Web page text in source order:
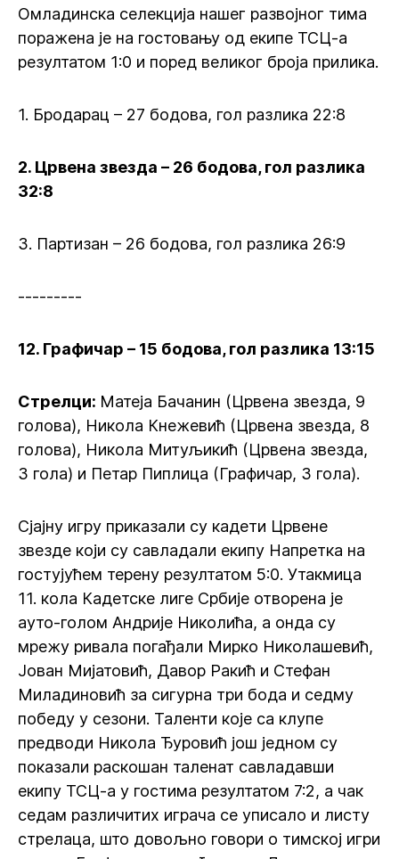
Омладинска селекција нашег развојног тима
поражена је на гостовању од екипе ТСЦ-а
резултатом 1:0 и поред великог броја прилика.
1. Бродарац – 27 бодова, гол разлика 22:8
2. Црвена звезда – 26 бодова, гол разлика
32:8
3. Партизан – 26 бодова, гол разлика 26:9
---------
12. Графичар – 15 бодова, гол разлика 13:15
Стрелци: Матеја Бачанин (Црвена звезда, 9
голова), Никола Кнежевић (Црвена звезда, 8
голова), Никола Митуљикић (Црвена звезда,
3 гола) и Петар Пиплица (Графичар, 3 гола).
Сјајну игру приказали су кадети Црвене
звезде који су савладали екипу Напретка на
гостујућем терену резултатом 5:0. Утакмица
11. кола Кадетске лиге Србије отворена је
ауто-голом Андрије Николића, а онда су
мрежу ривала погађали Мирко Николашевић,
Јован Мијатовић, Давор Ракић и Стефан
Миладиновић за сигурна три бода и седму
победу у сезони. Таленти које са клупе
предводи Никола Ђуровић још једном су
показали раскошан таленат савладавши
екипу ТСЦ-а у гостима резултатом 7:2, а чак
седам различитих играча се уписало и листу
стрелаца, што довољно говори о тимској игри